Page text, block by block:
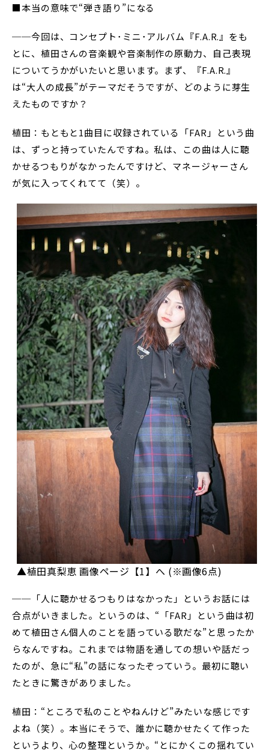
■本当の意味で“弾き語り”になる
──今回は、コンセプト･ミニ･アルバム『F.A.R.』をも
とに、植田さんの音楽観や音楽制作の原動力、自己表現
についてうかがいたいと思います。まず、『F.A.R.』
は“大人の成長”がテーマだそうですが、どのように芽生
えたものですか？
植田：もともと1曲目に収録されている「FAR」という曲
は、ずっと持っていたんですね。私は、この曲は人に聴
かせるつもりがなかったんですけど、マネージャーさん
が気に入ってくれてて（笑）。
▲植田真梨恵 画像ページ【1】へ (※画像6点)
──「人に聴かせるつもりはなかった」というお話には
合点がいきました。というのは、“「FAR」という曲は初
めて植田さん個人のことを語っている歌だな”と思ったか
らなんですね。これまでは物語を通しての想いや話だっ
たのが、急に“私”の話になったぞっていう。最初に聴い
たときに驚きがありました。
植田：“ところで私のことやねんけど”みたいな感じです
よね（笑）。本当にそうで、誰かに聴かせたくて作った
というより、心の整理というか。“とにかくこの揺れてい